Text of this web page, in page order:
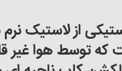
از لاستیک
توسط هوا غیر